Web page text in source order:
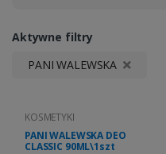
Aktywne filtry
PANI WALEWSKA
KOSMETYKI
PANI WALEWSKA DEO
CLASSIC 90ML\1szt